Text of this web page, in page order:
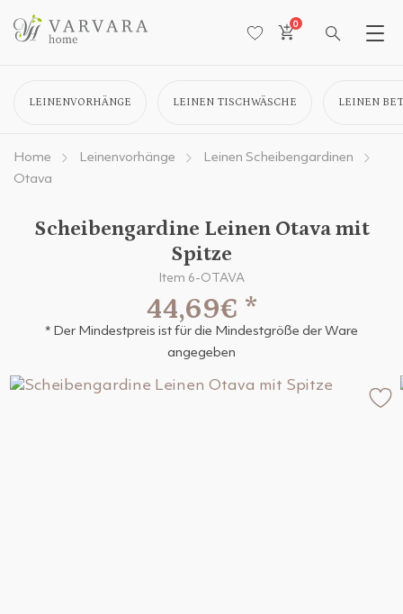
0
LEINENVORHÄNGE LEINEN TISCHWÄSCHE LEINEN
Home Leinenvorhänge
Leinen Scheibengardinen
Otava
Scheibengardine Leinen Otava mit
Spitze
Item 6-OTAVA
44,69€ *
* Der Mindestpreis ist für die Mindestgröße der Ware
angegeben